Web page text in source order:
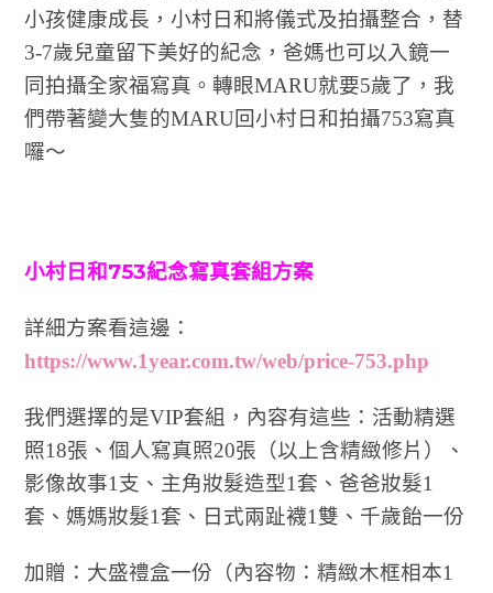
小孩健康成長，小村日和將儀式及拍攝整合，替
3-7歲兒童留下美好的紀念，爸媽也可以入鏡一
同拍攝全家福寫真。轉眼MARU就要5歲了，我
們帶著變大隻的MARU回小村日和拍攝753寫真
囉～
小村日和753紀念寫真套組方案
詳細方案看這邊：
https://www.1year.com.tw/web/price-753.php
我們選擇的是VIP套組，內容有這些：活動精選
照18張、個人寫真照20張（以上含精緻修片）、
影像故事1支、主角妝髮造型1套、爸爸妝髮1
套、媽媽妝髮1套、日式兩趾襪1雙、千歲飴一份
加贈：大盛禮盒一份（內容物：精緻木框相本1